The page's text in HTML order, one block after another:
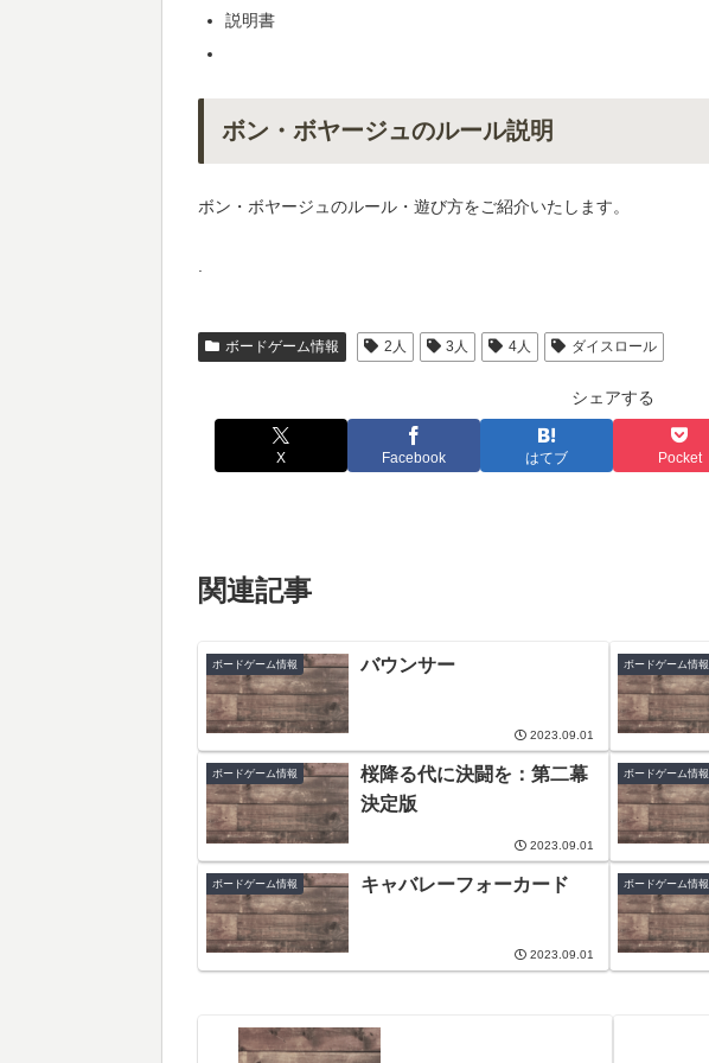
説明書
ボン・ボヤージュのルール説明
ボン・ボヤージュのルール・遊び方をご紹介いたします。
.
ボードゲーム情報 2人 3人 4人 ダイスロール
シェアする
X Facebook はてブ Pocket
関連記事
ボードゲーム情報 バウンサー
2023.09.01
ボードゲーム情報
ボードゲーム情報
桜降る代に決闘を：第二幕
決定版
2023.09.01
ボードゲーム情報
ボードゲーム情報 キャバレーフォーカード
2023.09.01
ボードゲーム情報